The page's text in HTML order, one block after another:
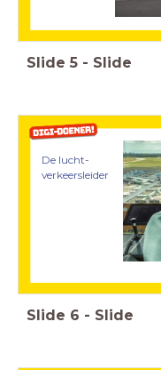
Slide 5 - Slide
De lucht-
verkeersleider
Slide 6 - Slide